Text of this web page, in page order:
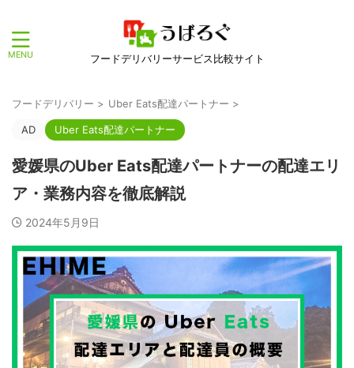
フードデリバリーサービス比較サイト
フードデリバリー > Uber Eats配達パートナー >
AD Uber Eats配達パートナー
愛媛県のUber Eats配達パートナーの配達エリ
ア・業務内容を徹底解説
2024年5月9日